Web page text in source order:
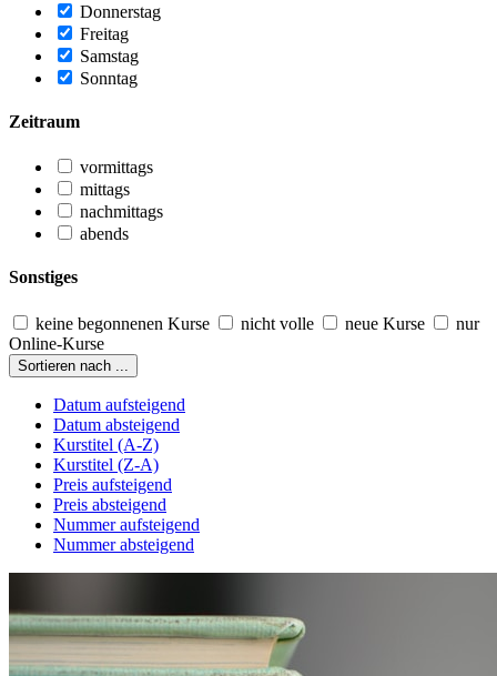
Donnerstag
Freitag
Samstag
Sonntag
Zeitraum
vormittags
mittags
nachmittags
abends
Sonstiges
keine begonnenen Kurse nicht volle neue Kurse
nur
Online-Kurse
Sortieren nach ...
Datum aufsteigend
Datum absteigend
Kurstitel (A-Z)
Kurstitel (Z-A)
Preis aufsteigend
Preis absteigend
Nummer aufsteigend
Nummer absteigend